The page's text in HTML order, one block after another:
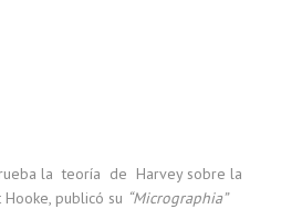
la teoría de Harvey sobre la
publicó su “Micrographia”